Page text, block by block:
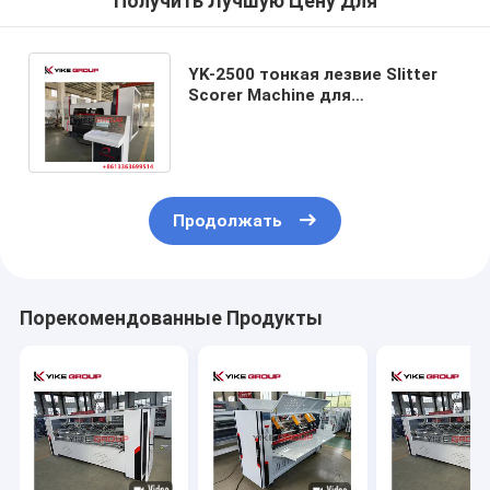
YK-2500 тонкая лезвие Slitter
Scorer Machine для
Продолжать
Порекомендованные Продукты